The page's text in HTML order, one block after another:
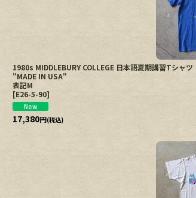
1980s MIDDLEBURY COLLEGE 日本語夏期講習Tシャツ
"MADE IN USA"
表記M
[E26-5-90]
17,380円(税込)